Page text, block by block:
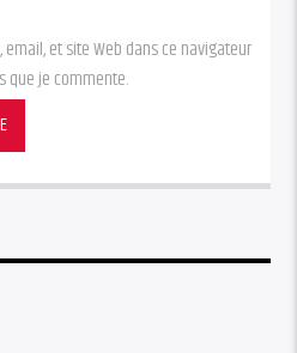
et site Web dans ce navigateur
que je commente.